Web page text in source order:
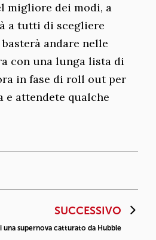
migliore dei modi, a
a tutti di scegliere
andare nelle
con una lunga lista di
in fase di roll out per
e attendete qualche
SUCCESSIVO
una supernova catturato da Hubble